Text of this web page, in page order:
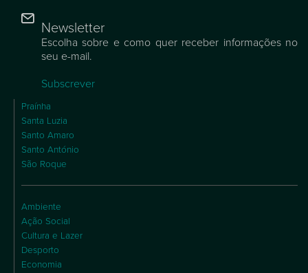
Newsletter
Escolha sobre e como quer receber informações no
seu e-mail.
Subscrever
Praínha
Santa Luzia
Santo Amaro
Santo António
São Roque
Ambiente
Ação Social
Cultura e Lazer
Desporto
Economia